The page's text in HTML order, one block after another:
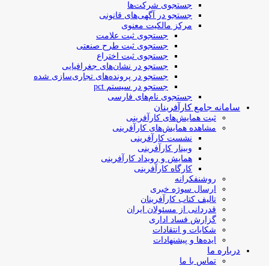
جستجوی شرکت‌ها
جستجو در آگهی‌های قانونی
مرکز مالکیت معنوی
جستجوی ثبت علامت
جستجوی ثبت طرح صنعتی
جستجوی ثبت اختراع
جستجو در نشان‌های جغرافیایی
جستجو در پرونده‌های تجاری‌سازی شده
جستجو در سیستم pct
جستجوی نام‌های فارسی
سامانه جامع کارآفرینان
ثبت همایش‌های کارآفرینی
مشاهده همایش‌های کارآفرینی
نشست کارآفرینی
وبینار کارآفرینی
همایش و رویداد کارآفرینی
کارگاه کارآفرینی
روشنفکرانه
ارسال سوژه‌ خبری
تالیف کتاب کارآفرینان
قدردانی از مسئولان ایران
گزارش فساد اداری
شکایات و انتقادات
ایده‌ها و پیشنهادات
درباره ما
تماس با ما